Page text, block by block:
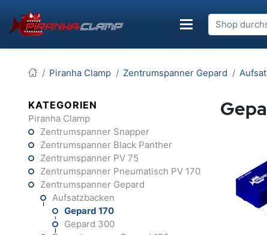
Piranha Clamp Zentrumspanner Gepard
KATEGORIEN
Piranha Clamp
Zentrumspanner Snapper
Zentrumspanner Black Panther
Zentrumspanner PV 75
Zentrumspanner Pneumatisch PV 170
Zentrumspanner Gepard
Aufsatzbacken
Gepard 170
Gepard 300